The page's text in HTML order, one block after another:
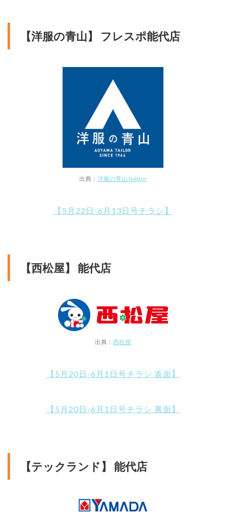
【洋服の青山】 フレスポ能代店
出典： 洋服の青山 twitter
【5月22日-6月13日号チラシ】
【西松屋】 能代店
出典： 西松屋
【5月20日-6月1日号チラシ 表面】
【5月20日-6月1日号チラシ 裏面】
【テックランド】 能代店